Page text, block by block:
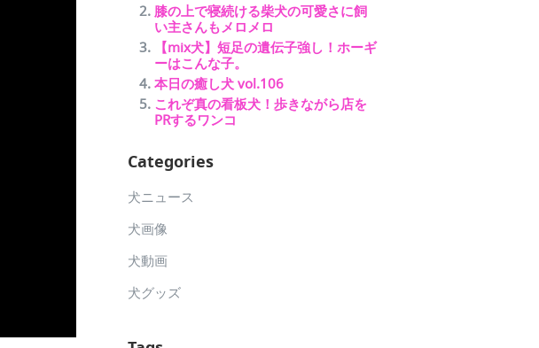
膝の上で寝続ける柴犬の可愛さに飼
い主さんもメロメロ
【mix犬】短足の遺伝子強し！ホーギ
ーはこんな子。
本日の癒し犬 vol.106
これぞ真の看板犬！歩きながら店を
PRするワンコ
Categories
犬ニュース
犬画像
犬動画
犬グッズ